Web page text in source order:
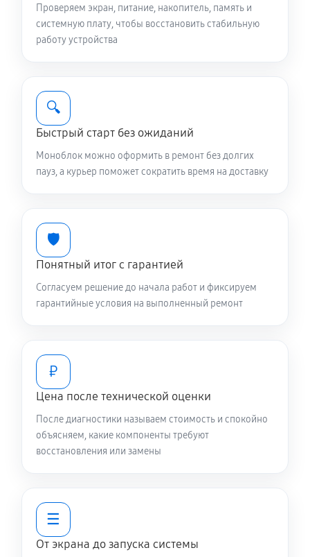
Проверяем экран, питание, накопитель, память и
системную плату, чтобы восстановить стабильную
работу устройства
🔍
Быстрый старт без ожиданий
Моноблок можно оформить в ремонт без долгих
пауз, а курьер поможет сократить время на доставку
🛡️
Понятный итог с гарантией
Согласуем решение до начала работ и фиксируем
гарантийные условия на выполненный ремонт
₽
Цена после технической оценки
После диагностики называем стоимость и спокойно
объясняем, какие компоненты требуют
восстановления или замены
☰
От экрана до запуска системы